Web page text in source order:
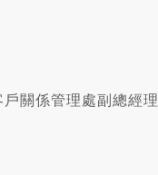
關係管理處副總經理